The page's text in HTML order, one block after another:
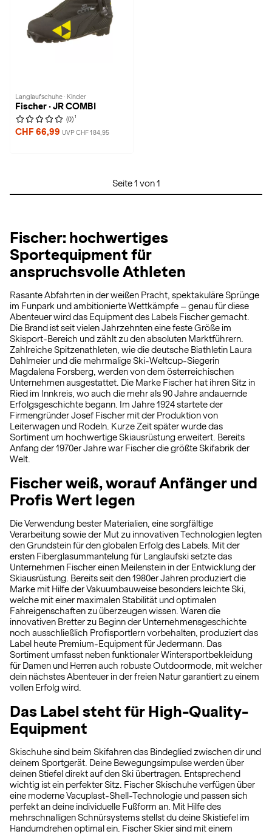
Langlaufschuhe · Kinder
Fischer · JR COMBI
(0) 1
CHF 66,99 UVP CHF 184,95
Seite 1 von 1
Fischer: hochwertiges
Sportequipment für
anspruchsvolle Athleten
Rasante Abfahrten in der weißen Pracht, spektakuläre Sprünge
im Funpark und ambitionierte Wettkämpfe – genau für diese
Abenteuer wird das Equipment des Labels Fischer gemacht.
Die Brand ist seit vielen Jahrzehnten eine feste Größe im
Skisport-Bereich und zählt zu den absoluten Marktführern.
Zahlreiche Spitzenathleten, wie die deutsche Biathletin Laura
Dahlmeier und die mehrmalige Ski-Weltcup-Siegerin
Magdalena Forsberg, werden von dem österreichischen
Unternehmen ausgestattet. Die Marke Fischer hat ihren Sitz in
Ried im Innkreis, wo auch die mehr als 90 Jahre andauernde
Erfolgsgeschichte begann. Im Jahre 1924 startete der
Firmengründer Josef Fischer mit der Produktion von
Leiterwagen und Rodeln. Kurze Zeit später wurde das
Sortiment um hochwertige Skiausrüstung erweitert. Bereits
Anfang der 1970er Jahre war Fischer die größte Skifabrik der
Welt.
Fischer weiß, worauf Anfänger und
Profis Wert legen
Die Verwendung bester Materialien, eine sorgfältige
Verarbeitung sowie der Mut zu innovativen Technologien legten
den Grundstein für den globalen Erfolg des Labels. Mit der
ersten Fiberglasummantelung für Langlaufski setzte das
Unternehmen Fischer einen Meilenstein in der Entwicklung der
Skiausrüstung. Bereits seit den 1980er Jahren produziert die
Marke mit Hilfe der Vakuumbauweise besonders leichte Ski,
welche mit einer maximalen Stabilität und optimalen
Fahreigenschaften zu überzeugen wissen. Waren die
innovativen Bretter zu Beginn der Unternehmensgeschichte
noch ausschließlich Profisportlern vorbehalten, produziert das
Label heute Premium-Equipment für Jedermann. Das
Sortiment umfasst neben funktionaler Wintersportbekleidung
für Damen und Herren auch robuste Outdoormode, mit welcher
dein nächstes Abenteuer in der freien Natur garantiert zu einem
vollen Erfolg wird.
Das Label steht für High-Quality-
Equipment
Skischuhe sind beim Skifahren das Bindeglied zwischen dir und
deinem Sportgerät. Deine Bewegungsimpulse werden über
deinen Stiefel direkt auf den Ski übertragen. Entsprechend
wichtig ist ein perfekter Sitz. Fischer Skischuhe verfügen über
eine moderne Vacuplast-Shell-Technologie und passen sich
perfekt an deine individuelle Fußform an. Mit Hilfe des
mehrschnalligen Schnürsystems stellst du deine Skistiefel im
Handumdrehen optimal ein. Fischer Skier sind mit einem